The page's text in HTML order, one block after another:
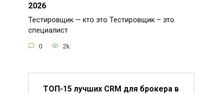
2026
Тестировщик — кто это Тестировщик – это
специалист
0 2k.
ТОП-15 лучших CRM для брокера в